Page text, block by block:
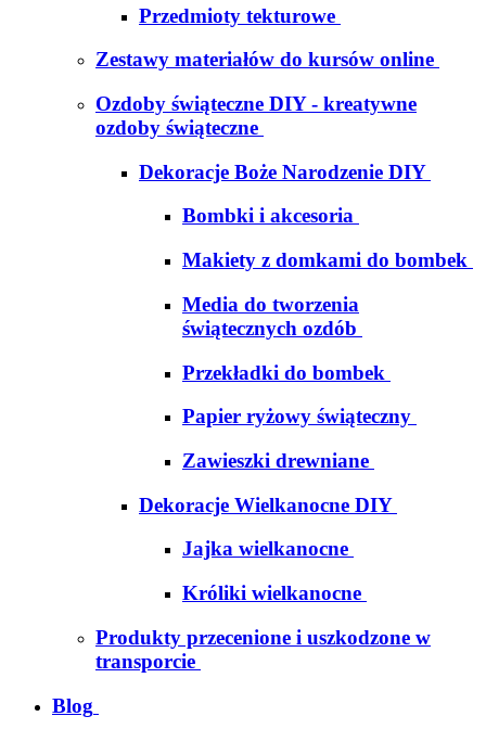
Przedmioty tekturowe
Zestawy materiałów do kursów online
Ozdoby świąteczne DIY - kreatywne
ozdoby świąteczne
Dekoracje Boże Narodzenie DIY
Bombki i akcesoria
Makiety z domkami do bombek
Media do tworzenia
świątecznych ozdób
Przekładki do bombek
Papier ryżowy świąteczny
Zawieszki drewniane
Dekoracje Wielkanocne DIY
Jajka wielkanocne
Króliki wielkanocne
Produkty przecenione i uszkodzone w
transporcie
Blog